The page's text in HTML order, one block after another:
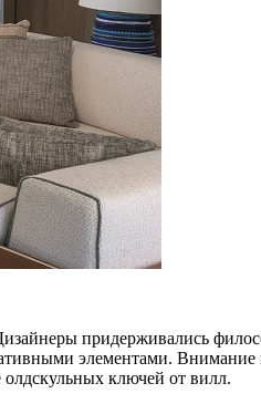
придерживались
элементами. Внимание
ключей от вилл.